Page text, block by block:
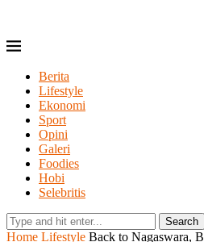
Berita
Lifestyle
Ekonomi
Sport
Opini
Galeri
Foodies
Hobi
Selebritis
Search
Home Lifestyle Back to Nagaswara,